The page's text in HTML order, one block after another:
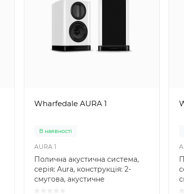
Wharfedale AURA 1
В наявності
AURA 1
Полична акустична система,
серія: Aura, конструкція: 2-
смугова, акустичне